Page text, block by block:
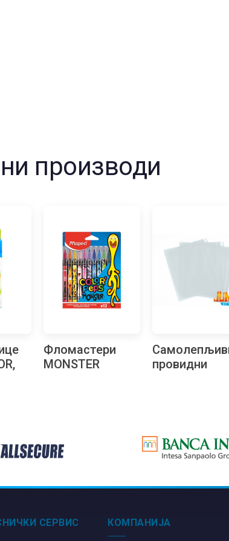
производи
Фломастери
MONSTER
провидни
СЕРВИС КОМПАНИЈА